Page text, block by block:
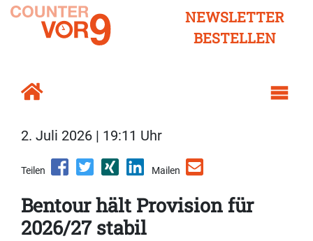
NEWSLETTER
BESTELLEN
2. Juli 2026 | 19:11 Uhr
Teilen Mailen
Bentour hält Provision für
2026/27 stabil